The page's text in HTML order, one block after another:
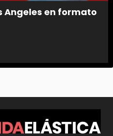
Angeles en formato